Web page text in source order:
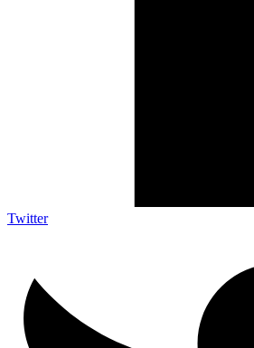
Twitter